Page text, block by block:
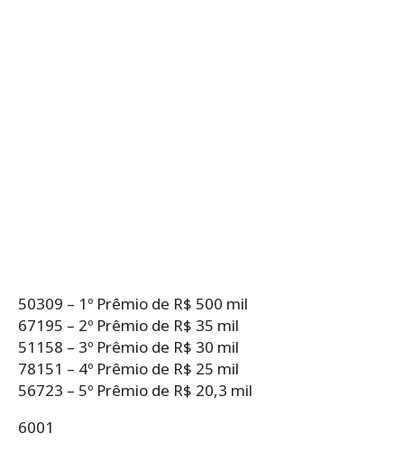
50309 – 1º Prêmio de R$ 500 mil
67195 – 2º Prêmio de R$ 35 mil
51158 – 3º Prêmio de R$ 30 mil
78151 – 4º Prêmio de R$ 25 mil
56723 – 5º Prêmio de R$ 20,3 mil
6001